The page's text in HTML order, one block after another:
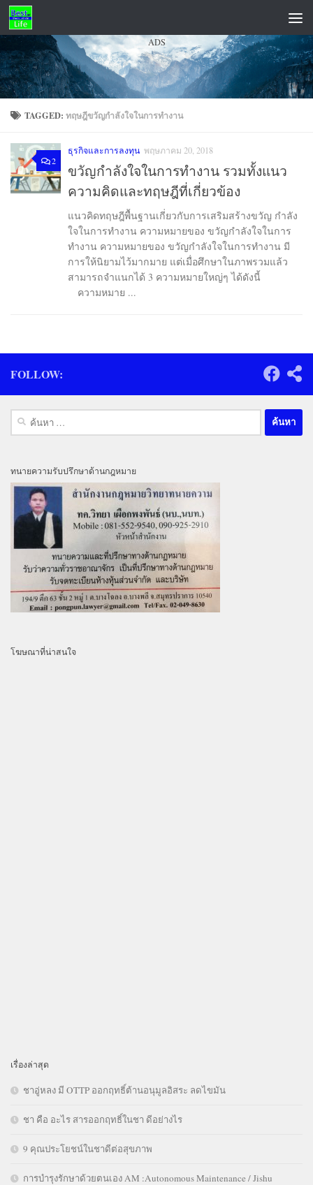
Skip to content
ADS
TAGGED:ทฤษฎีขวัญกําลังใจในการทํางาน
2
ธุรกิจและการลงทุน พฤษภาคม 20, 2018
ขวัญกําลังใจในการทํางาน รวมทั้งแนว
ความคิดและทฤษฎีที่เกี่ยวข้อง
แนวคิดทฤษฎีพื้นฐานเกี่ยวกับการเสริมสร้างขวัญ กําลัง
ใจในการทํางาน ความหมายของ ขวัญกําลังใจในการ
ทํางาน ความหมายของ ขวัญกําลังใจในการทํางาน มี
การให้นิยามไว้มากมาย แต่เมื่อศึกษาในภาพรวมแล้ว
สามารถจำแนกได้ 3 ความหมายใหญ่ๆ ได้ดังนี้
ความหมาย ...
FOLLOW:
ค้นหา
สำหรับ:
ทนายความรับปรึกษาด้านกฎหมาย
โฆษณาที่น่าสนใจ
เรื่องล่าสุด
ชาอู่หลง มี OTTP ออกฤทธิ์ต้านอนุมูลอิสระ ลดไขมัน
ชา คือ อะไร สารออกฤทธิ์ในชา ดีอย่างไร
9 คุณประโยชน์ในชาดีต่อสุขภาพ
การบำรุงรักษาด้วยตนเอง AM :Autonomous Maintenance / Jishu